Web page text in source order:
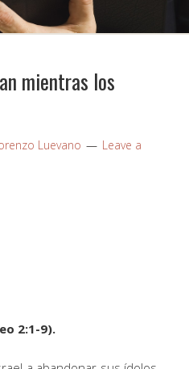
mientras los
Luevano
Leave a
2:1-9).